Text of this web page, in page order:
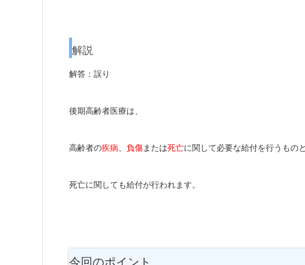
解説
解答：誤り
後期高齢者医療は、
高齢者の疾病、 負傷または死亡に関して必要な給付を行うもの
死亡に関しても給付が行われます。
今回のポイント